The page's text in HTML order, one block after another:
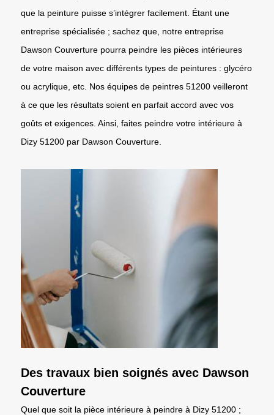
que la peinture puisse s’intégrer facilement. Étant une
entreprise spécialisée ; sachez que, notre entreprise
Dawson Couverture pourra peindre les pièces intérieures
de votre maison avec différents types de peintures : glycéro
ou acrylique, etc. Nos équipes de peintres 51200 veilleront
à ce que les résultats soient en parfait accord avec vos
goûts et exigences. Ainsi, faites peindre votre intérieure à
Dizy 51200 par Dawson Couverture.
Des travaux bien soignés avec Dawson
Couverture
Quel que soit la pièce intérieure à peindre à Dizy 51200 ;